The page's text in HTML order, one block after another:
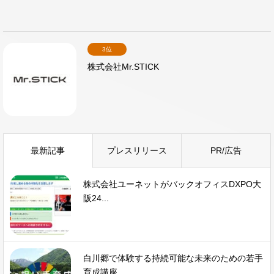
3位
株式会社Mr.STICK
最新記事 プレスリリース PR/広告
株式会社ユーネットがバックオフィスDXPO大
阪24...
白川郷で体験する持続可能な未来のための若手